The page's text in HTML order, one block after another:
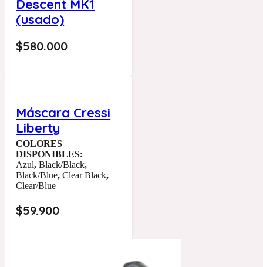
Descent MK1
(usado)
$580.000
Máscara Cressi
Liberty
COLORES
DISPONIBLES:
Azul,Black/Black,
Black/Blue,Clear Black,
Clear/Blue
$59.900